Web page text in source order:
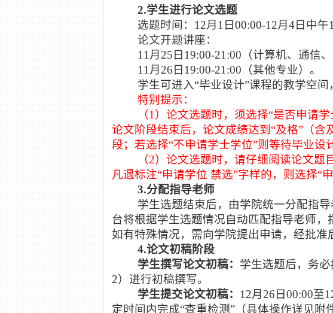
2.学生进行论文选题
选题时间： 12月 1日00:00-12月 4日中午
论文开题讲座：
11 月 25 日 19:00-21:00 （计算机、通信
11 月 26 日 19:00-21:00 （其他专业）。
学生可进入“毕业设计”课程的教学空间
特别提示：
（1）论文选题时，须选择“是否申请
论文阶段结束后，论文成绩达到“及格”（
段；若选择“不申请学士学位”则等待毕业设
（2）论文选题时，请仔细阅读论文题
凡遇标注“申请学位 禁选”字样的，则选择“
3.分配指导老师
学生选题结束后，由学院统一分配指导
台将根据学生选题情况自动匹配指导老师，
如有特殊情况，需向学院提出申请，经批准
4.论文初稿阶段
学生撰写论文初稿： 学生选题后，务
2）进行初稿撰写。
学生提交论文初稿： 12月 26 日 00:00至
定时间内完成“查重检测”（具体操作详见附